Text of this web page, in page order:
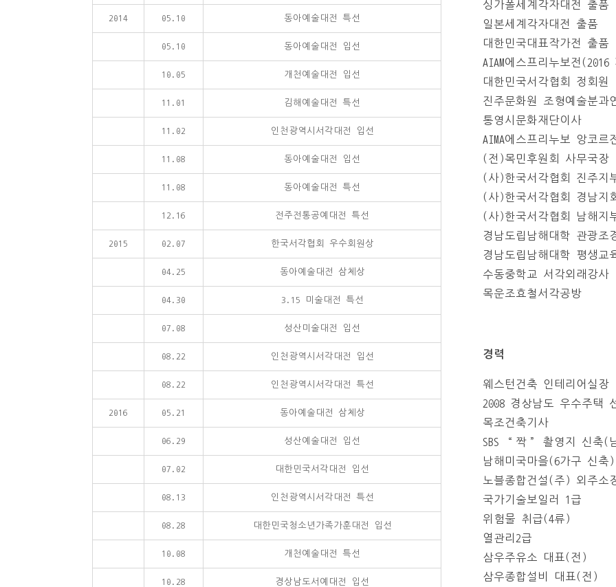
2014 05.10 동아예술대전 특선
05.10 동아예술대전 입선
10.05 개천예술대전 입선
11.01 김해예술대전 특선
11.02 인천광역시서각대전 입선
11.08 동아예술대전 입선
11.08 동아예술대전 특선
12.16 전주전통공예대전 특선
2015 02.07 한국서각협회 우수회원상
04.25 동아예술대전 삼체상
04.30 3.15 미술대전 특선
07.08 성산미술대전 입선
08.22 인천광역시서각대전 입선
08.22 인천광역시서각대전 특선
2016 05.21 동아예술대전 삼체상
06.29 성산예술대전 입선
07.02 대한민국서각대전 입선
08.13 인천광역시서각대전 특선
08.28 대한민국청소년가족가훈대전 입선
10.08 개천예술대전 특선
10.28 경상남도서예대전 입선
싱가폴세계각자대전 출품
일본세계각자대전 출품
대한민국대표작가전 출품
AIAM에스프리누보전
대한민국서각협회 정회원
진주문화원 조형예술분과
통영시문화재단이사
AIMA에스프리누보 앙코
(전)목민후원회 사무국장
(사)한국서각협회 진주지
(사)한국서각협회 경남지
(사)한국서각협회 남해지
경남도립남해대학 관광조
경남도립남해대학 평생교
수동중학교 서각외래강사
목운조효철서각공방
경력
웨스턴건축 인테리어실장
2008 경상남도 우수주택
목조건축기사
SBS “짝” 촬영지 신축(
남해미국마을(6가구 신축)
노블종합건설(주) 외주소
국가기술보일러 1급
위험물 취급(4류)
열관리2급
삼우주유소 대표(전)
삼우종합설비 대표(전)